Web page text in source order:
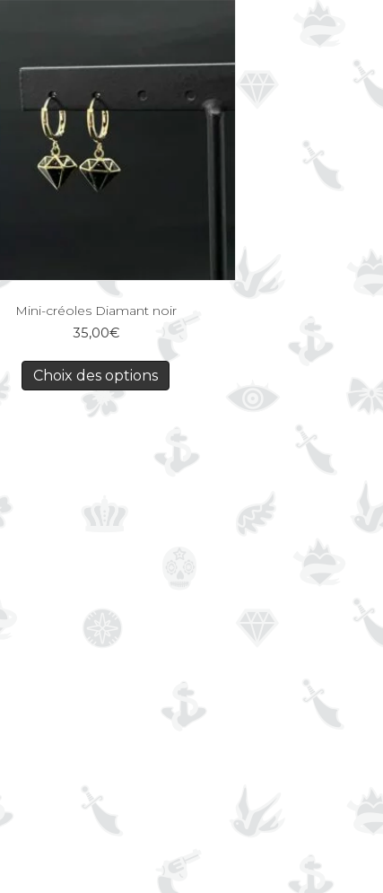
Mini-créoles Diamant noir
35,00€
Choix des options